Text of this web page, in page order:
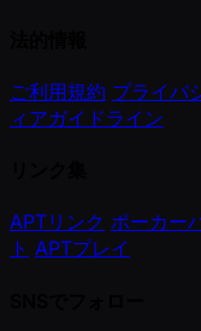
ご利用規約 プライバ
ィアガイドライン
APTリンク ポーカー
ト APTプレイ